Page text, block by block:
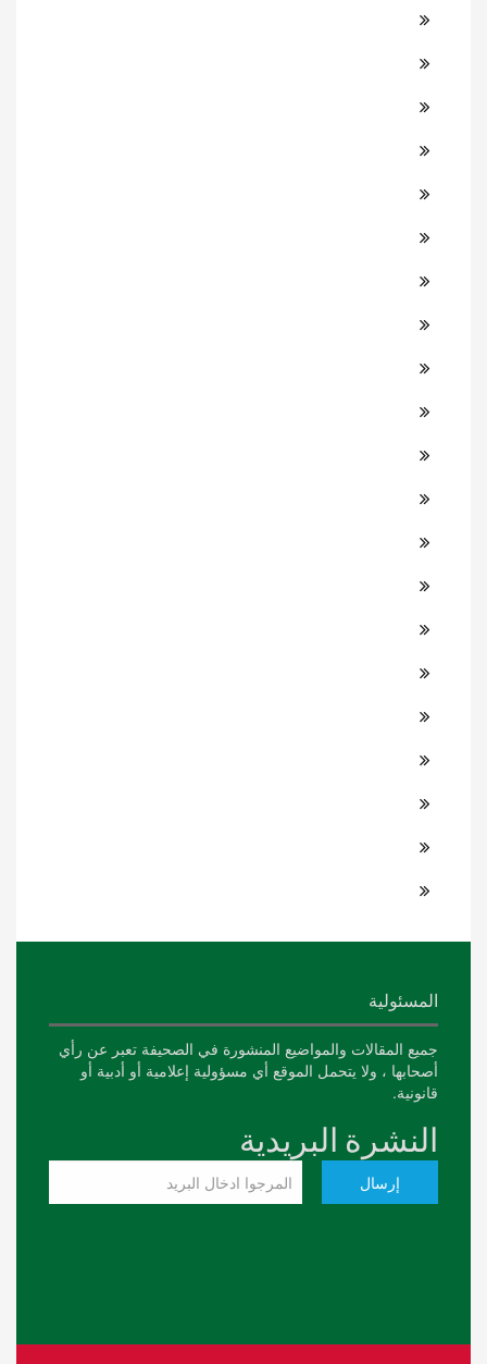
المسئولية
جميع المقالات والمواضيع المنشورة في الصحيفة تعبر عن رأي
أصحابها ، ولا يتحمل الموقع أي مسؤولية إعلامية أو أدبية أو
قانونية.
النشرة البريدية